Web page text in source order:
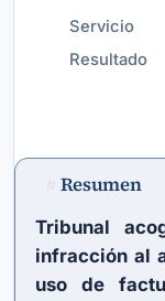
Servicio
Resultado
Resumen
Tribunal
infracción al
uso de